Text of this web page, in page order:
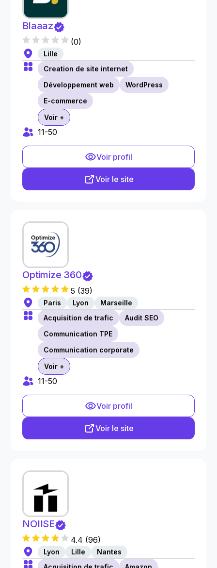
Blaaaz
(0)
Lille
Creation de site internet
Développement web
WordPress
E-commerce
Voir +
11-50
Voir profil
Voir le site
Optimize 360
5 (39)
Paris Lyon
Marseille
Acquisition de trafic
Audit SEO
Communication TPE
Communication corporate
Voir +
11-50
Voir profil
Voir le site
NOIISE
4.4 (96)
Lyon Lille
Nantes